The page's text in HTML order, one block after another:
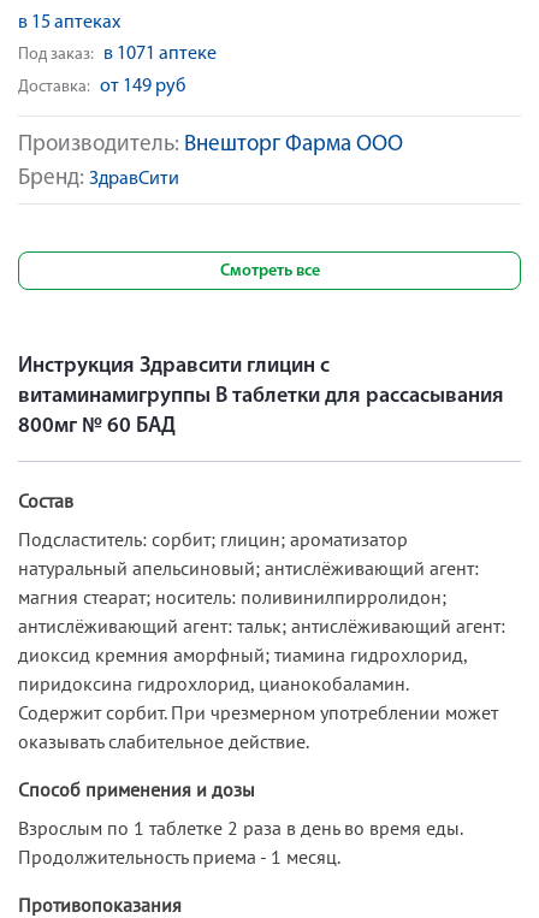
Производитель: Внешторг Фарма ООО
Бренд: ЗдравСити
в 15 аптеках
Под заказ: в 1071 аптеке
Доставка: от 149 руб
Смотреть все
Инструкция Здравсити глицин с
витаминамигруппы В таблетки для рассасывания
800мг № 60 БАД
Состав
Подсластитель: сорбит; глицин; ароматизатор
натуральный апельсиновый; антислёживающий агент:
магния стеарат; носитель: поливинилпирролидон;
антислёживающий агент: тальк; антислёживающий агент:
диоксид кремния аморфный; тиамина гидрохлорид,
пиридоксина гидрохлорид, цианокобаламин.
Содержит сорбит. При чрезмерном употреблении может
оказывать слабительное действие.
Способ применения и дозы
Взрослым по 1 таблетке 2 раза в день во время еды.
Продолжительность приема - 1 месяц.
Противопоказания